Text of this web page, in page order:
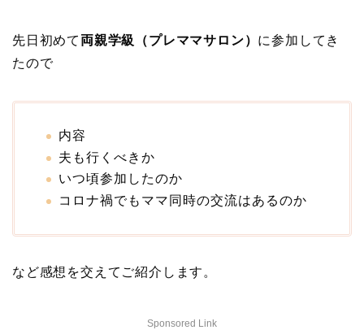
先日初めて 両親学級（プレママサロン） に参加してき
たので
内容
夫も行くべきか
いつ頃参加したのか
コロナ禍でもママ同時の交流はあるのか
など感想を交えてご紹介します。
Sponsored Link